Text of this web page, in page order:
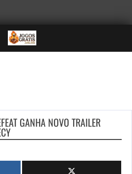
GANHA NOVO TRAILER